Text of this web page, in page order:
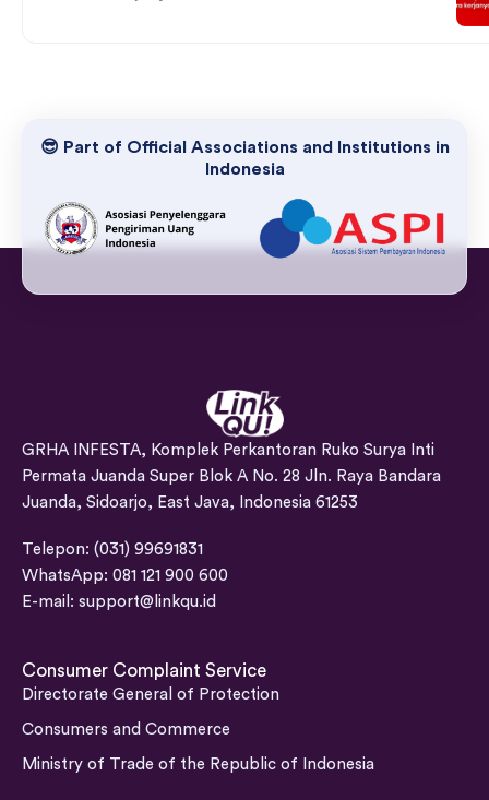
😎 Part of Official Associations and Institutions in
Indonesia
GRHA INFESTA, Komplek Perkantoran Ruko Surya Inti
Permata Juanda Super Blok A No. 28 Jln. Raya Bandara
Juanda, Sidoarjo, East Java, Indonesia 61253
Telepon: (031) 99691831
WhatsApp: 081 121 900 600
E-mail: support@linkqu.id
Consumer Complaint Service
Directorate General of Protection
Consumers and Commerce
Ministry of Trade of the Republic of Indonesia